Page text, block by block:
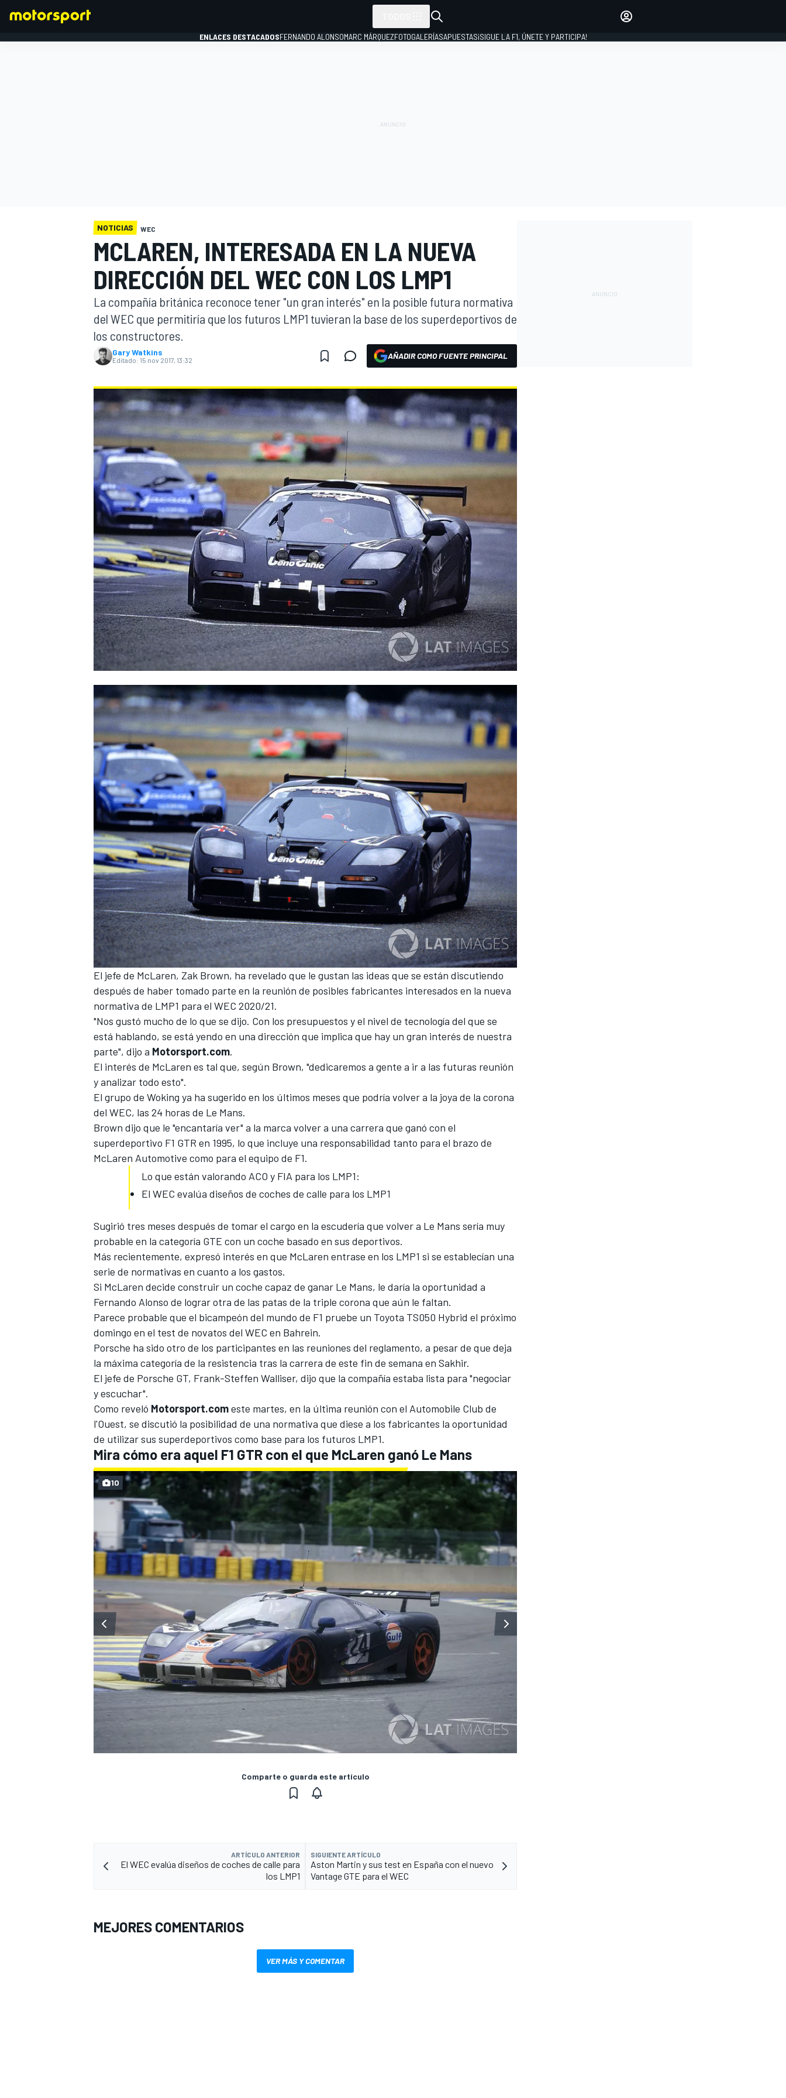
WEC FÓRMULA E
ENLACES DESTACADOSFERNANDO ALONSOMARC MÁRQUEZFOTOGALERÍASAPUESTAS¡SIGUE LA F1, ÚNETE Y PARTICIPA!
NOTICIAS WEC
MCLAREN, INTERESADA EN LA NUEVA
DIRECCIÓN DEL WEC CON LOS LMP1
La compañía británica reconoce tener "un gran interés" en la posible futura normativa
del WEC que permitiría que los futuros LMP1 tuvieran la base de los superdeportivos de
los constructores.
Gary Watkins
Editado: 15 nov 2017, 13:32 AÑADIR COMO FUENTE PRINCIPAL
El jefe de McLaren, Zak Brown, ha revelado que le gustan las ideas que se están discutiendo
después de haber tomado parte en la reunión de posibles fabricantes interesados en la nueva
normativa de LMP1 para el WEC 2020/21.
"Nos gustó mucho de lo que se dijo. Con los presupuestos y el nivel de tecnología del que se
está hablando, se está yendo en una dirección que implica que hay un gran interés de nuestra
parte", dijo a Motorsport.com.
El interés de McLaren es tal que, según Brown, "dedicaremos a gente a ir a las futuras reunión
y analizar todo esto".
El grupo de Woking ya ha sugerido en los últimos meses que podría volver a la joya de la corona
del WEC, las 24 horas de Le Mans.
Brown dijo que le "encantaría ver" a la marca volver a una carrera que ganó con el
superdeportivo F1 GTR en 1995, lo que incluye una responsabilidad tanto para el brazo de
McLaren Automotive como para el equipo de F1.
Lo que están valorando ACO y FIA para los LMP1:
El WEC evalúa diseños de coches de calle para los LMP1
Sugirió tres meses después de tomar el cargo en la escudería que volver a Le Mans sería muy
probable en la categoría GTE con un coche basado en sus deportivos.
Más recientemente, expresó interés en que McLaren entrase en los LMP1 si se establecían una
serie de normativas en cuanto a los gastos.
Si McLaren decide construir un coche capaz de ganar Le Mans, le daría la oportunidad a
Fernando Alonso de lograr otra de las patas de la triple corona que aún le faltan.
Parece probable que el bicampeón del mundo de F1 pruebe un Toyota TS050 Hybrid el próximo
domingo en el test de novatos del WEC en Bahrein.
Porsche ha sido otro de los participantes en las reuniones del reglamento, a pesar de que deja
la máxima categoría de la resistencia tras la carrera de este fin de semana en Sakhir.
El jefe de Porsche GT, Frank-Steffen Walliser, dijo que la compañía estaba lista para "negociar
y escuchar".
Como reveló Motorsport.comeste martes, en la última reunión con el Automobile Club de
l'Ouest, se discutió la posibilidad de una normativa que diese a los fabricantes la oportunidad
de utilizar sus superdeportivos como base para los futuros LMP1.
Mira cómo era aquel F1 GTR con el que McLaren ganó Le Mans
10
Comparte o guarda este artículo
ARTÍCULO ANTERIOR
El WEC evalúa diseños de coches de calle para
los LMP1
SIGUIENTE ARTÍCULO
Aston Martin y sus test en España con el nuevo
Vantage GTE para el WEC
MEJORES COMENTARIOS
VER MÁS Y COMENTAR